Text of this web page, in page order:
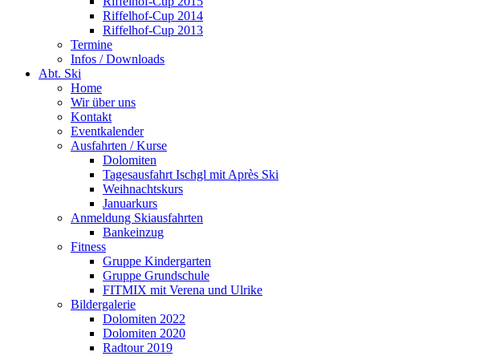
Riffelhof-Cup 2014
Riffelhof-Cup 2013
Termine
Infos / Downloads
Abt. Ski
Home
Wir über uns
Kontakt
Eventkalender
Ausfahrten / Kurse
Dolomiten
Tagesausfahrt Ischgl mit Après Ski
Weihnachtskurs
Januarkurs
Anmeldung Skiausfahrten
Bankeinzug
Fitness
Gruppe Kindergarten
Gruppe Grundschule
FITMIX mit Verena und Ulrike
Bildergalerie
Dolomiten 2022
Dolomiten 2020
Radtour 2019